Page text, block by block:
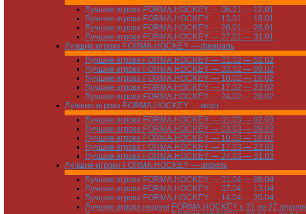
Лучшие игроки FORMA.HOCKEY — 06.01 — 12.01
Лучшие игроки FORMA.HOCKEY — 13.01 — 19.01
Лучшие игроки FORMA.HOCKEY — 20.01 — 26.01
Лучшие игроки FORMA.HOCKEY — 27.01 — 31.01
Лучшие игроки FORMA.HOCKEY — февраль
Лучшие игроки FORMA.HOCKEY — 01.02 — 02.02
Лучшие игроки FORMA.HOCKEY — 03.02 — 09.02
Лучшие игроки FORMA.HOCKEY — 10.02 — 16.02
Лучшие игроки FORMA.HOCKEY — 17.02 — 23.02
Лучшие игроки FORMA.HOCKEY — 24.02 — 28.02
Лучшие игроки FORMA.HOCKEY — март
Лучшие игроки FORMA.HOCKEY — 01.03 — 02.03
Лучшие игроки FORMA.HOCKEY — 03.03 — 09.03
Лучшие игроки FORMA.HOCKEY — 10.03 — 16.03
Лучшие игроки FORMA.HOCKEY — 17.03 — 23.03
Лучшие игроки FORMA.HOCKEY — 24.03 — 31.03
Лучшие игроки FORMA.HOCKEY — апрель
Лучшие игроки FORMA.HOCKEY — 01.04 — 06.04
Лучшие игроки FORMA.HOCKEY — 07.04 — 13.04
Лучшие игроки FORMA.HOCKEY — 14.04 — 20.04
Лучшие игроки недели FORMA.HOCKEY с 21 по 27 апреля